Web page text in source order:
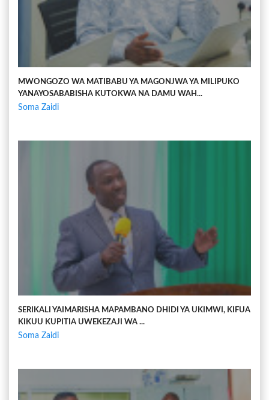
MWONGOZO WA MATIBABU YA MAGONJWA YA MILIPUKO
YANAYOSABABISHA KUTOKWA NA DAMU WAH...
Soma Zaidi
SERIKALI YAIMARISHA MAPAMBANO DHIDI YA UKIMWI, KIFUA
KIKUU KUPITIA UWEKEZAJI WA ...
Soma Zaidi